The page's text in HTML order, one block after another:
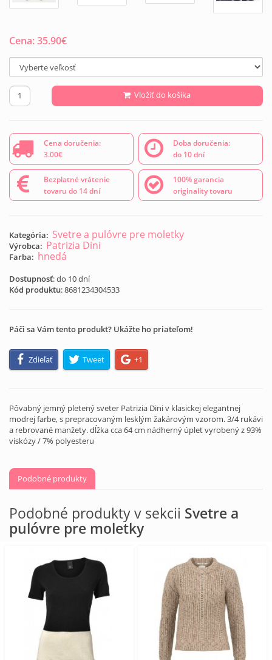
Cena:35.90€
Vložiť do košíka
Cena doručenia:
3.00€
Doba doručenia:
do 10 dní
Bezplatné vrátenie
tovaru do 14 dní
100% garancia
originality tovaru
Kategória: Svetre a pulóvre pre moletky
Výrobca: Patrizia Dini
Farba: hnedá
Dostupnosť: do 10 dní
Kód produktu:8681234304533
Páči sa Vám tento produkt? Ukážte ho priateľom!
Zdieľať Tweet +1
Pôvabný jemný pletený sveter Patrizia Dini v klasickej elegantnej
modrej farbe, s prepracovaným lesklým žakárovým vzorom. 3/4 rukávi
a rebrované manžety. dĺžka cca 64 cm nádherný úplet vyrobený z 93%
viskózy / 7% polyesteru
Podobné produkty
Podobné produkty v sekcii Svetre a
pulóvre pre moletky